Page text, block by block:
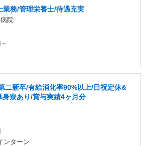
業務/管理栄養士/待遇充実
院
二新卒/有給消化率90%以上/日祝定休&
寮あり/賞与実績4ヶ月分
ンターン